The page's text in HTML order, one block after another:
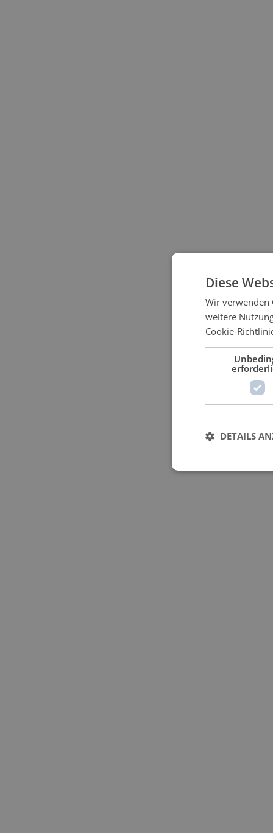
Diese
Wir verwenden
weitere
Cookie-
DETAILS